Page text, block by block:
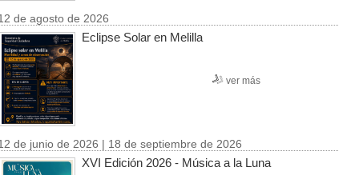
de agosto de 2026
Eclipse Solar en Melilla
ver más
de junio de 2026 | 18 de septiembre de 2026
XVI Edición 2026 - Música a la Luna